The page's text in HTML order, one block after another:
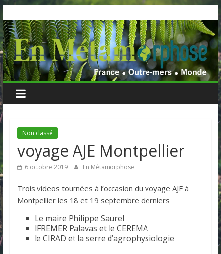
to
content
Non classé
voyage AJE Montpellier
6 octobre 2019 En Métamorphose
Trois videos tournées à l’occasion du voyage AJE à
Montpellier les 18 et 19 septembre derniers
Le maire Philippe Saurel
IFREMER Palavas et le CEREMA
le CIRAD et la serre d’agrophysiologie